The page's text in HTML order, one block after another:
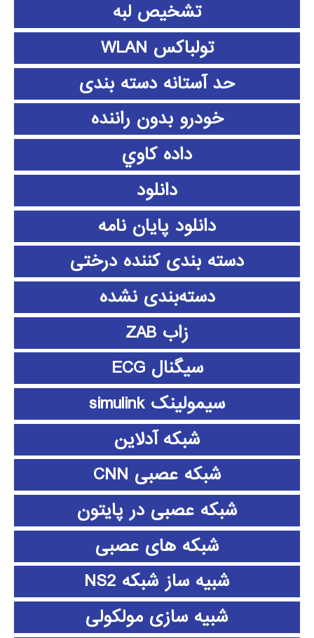
تشخیص لبه
تولباکس WLAN
حد آستانه دسته بندی
خودرو بدون راننده
داده كاوي
دانلود
دانلود پايان نامه
دسته بندی کننده درختی
دسته‌بندی نشده
زاب ZAB
سیگنال ECG
سیمولینک simulink
شبکه آدلاین
شبکه عصبی CNN
شبکه عصبی در پایتون
شبکه های عصبی
شبیه ساز شبکه NS2
شبیه سازی مولکولی